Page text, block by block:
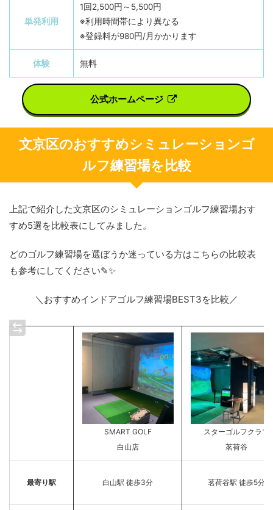
単発利用
1回2,500円～5,500円
※利用時間帯により異なる
※登録料が980円/月かかります
体験 無料
公式ホームページ
文京区のおすすめシミュレーションゴ
ルフ練習場を比較
上記で紹介した文京区のシミュレーションゴルフ練習場おす
すめ5選を比較表にしてみました。
どのゴルフ練習場を選ぼうか迷っている方はこちらの比較表
も参考にしてください✎✨
＼おすすめインドアゴルフ練習場BEST3を比較／
SMART GOLF
白山店
スターゴルフクラブ
茗荷谷
最寄り駅 白山駅 徒歩3分 茗荷谷駅 徒歩5分